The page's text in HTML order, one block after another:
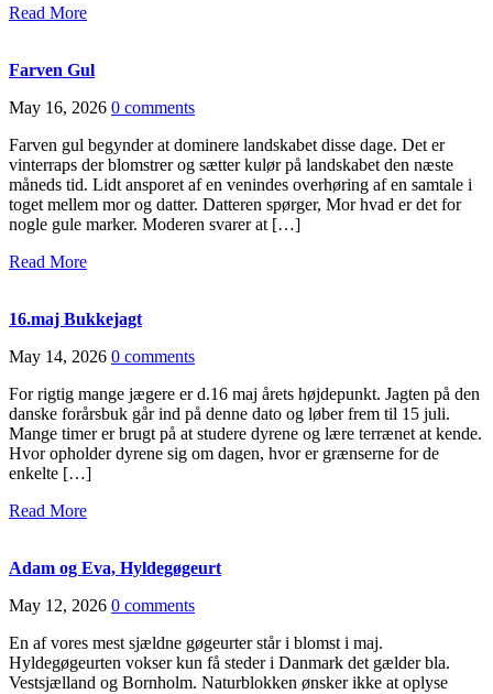
Read More
Farven Gul
May 16, 2026 0 comments
Farven gul begynder at dominere landskabet disse dage. Det er
vinterraps der blomstrer og sætter kulør på landskabet den næste
måneds tid. Lidt ansporet af en venindes overhøring af en samtale i
toget mellem mor og datter. Datteren spørger, Mor hvad er det for
nogle gule marker. Moderen svarer at […]
Read More
16.maj Bukkejagt
May 14, 2026 0 comments
For rigtig mange jægere er d.16 maj årets højdepunkt. Jagten på den
danske forårsbuk går ind på denne dato og løber frem til 15 juli.
Mange timer er brugt på at studere dyrene og lære terrænet at kende.
Hvor opholder dyrene sig om dagen, hvor er grænserne for de
enkelte […]
Read More
Adam og Eva, Hyldegøgeurt
May 12, 2026 0 comments
En af vores mest sjældne gøgeurter står i blomst i maj.
Hyldegøgeurten vokser kun få steder i Danmark det gælder bla.
Vestsjælland og Bornholm. Naturblokken ønsker ikke at oplyse